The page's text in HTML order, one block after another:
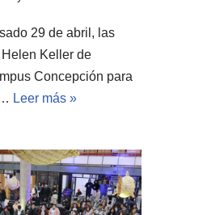
29 de abril, las
Keller de
Concepción para
Leer más »